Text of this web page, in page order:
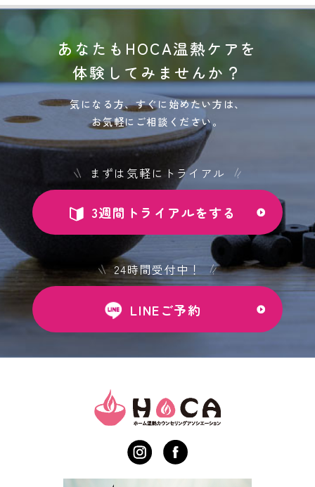
あなたもHOCA温熱ケアを
体験してみませんか？
気になる方、すぐに始めたい方は、
お気軽にご相談ください。
まずは気軽にトライアル
3週間トライアルをする
24時間受付中！
LINEご予約